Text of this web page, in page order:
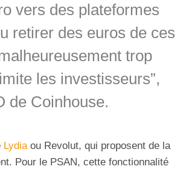
vers des plateformes
retirer des euros de ces
trop
les investisseurs”,
de Coinhouse.
Lydiaou Revolut, qui proposent de la
Pour le PSAN, cette fonctionnalité